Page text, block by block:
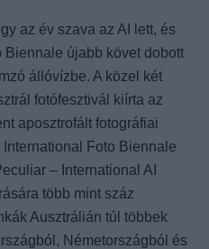
az év szava az AI lett, és
újabb követ dobott
állóvízbe. A közel két
fotófesztivál kiírta az
aposztrofált fotográfiai
Foto Biennale
– International AI
több mint száz
Ausztrálián túl többek
Németországból és